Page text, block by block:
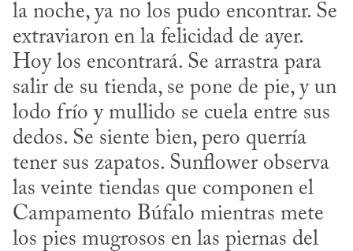
la noche, ya no los pudo encontrar. Se
extraviaron en la felicidad de ayer.
Hoy los encontrará. Se arrastra para
salir de su tienda, se pone de pie, y un
lodo frío y mullido se cuela entre sus
dedos. Se siente bien, pero querría
tener sus zapatos. Sunflower observa
las veinte tiendas que componen el
Campamento Búfalo mientras mete
los pies mugrosos en las piernas del